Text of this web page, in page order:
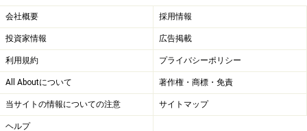
会社概要 採用情報
投資家情報 広告掲載
利用規約 プライバシーポリシー
All Aboutについて 著作権・商標・免責
当サイトの情報についての注意 サイトマップ
ヘルプ